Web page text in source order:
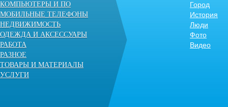
КОМПЬЮТЕРЫ И ПО
МОБИЛЬНЫЕ ТЕЛЕФОНЫ
НЕДВИЖИМОСТЬ
ОДЕЖДА И АКСЕССУАРЫ
РАБОТА
РАЗНОЕ
ТОВАРЫ И МАТЕРИАЛЫ
УСЛУГИ
Город
История
Люди
Фото
Видео